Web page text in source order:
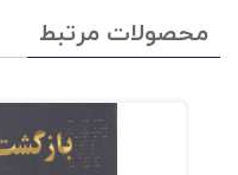
از افسانه تا علم:
سه‌لایه‌ای (خزنده،
نشان می‌دهد این مدل
محصولات مرتبط